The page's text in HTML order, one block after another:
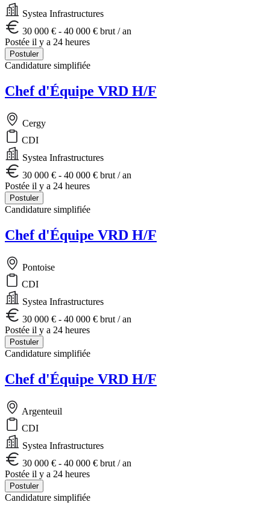
Systea Infrastructures
30 000 € - 40 000 € brut / an
Postée il y a 24 heures
Postuler
Candidature simplifiée
Chef d'Équipe VRD H/F
Cergy
CDI
Systea Infrastructures
30 000 € - 40 000 € brut / an
Postée il y a 24 heures
Postuler
Candidature simplifiée
Chef d'Équipe VRD H/F
Pontoise
CDI
Systea Infrastructures
30 000 € - 40 000 € brut / an
Postée il y a 24 heures
Postuler
Candidature simplifiée
Chef d'Équipe VRD H/F
Argenteuil
CDI
Systea Infrastructures
30 000 € - 40 000 € brut / an
Postée il y a 24 heures
Postuler
Candidature simplifiée